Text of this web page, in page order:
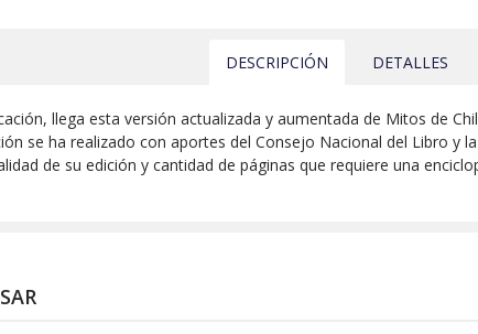
DESCRIPCIÓN DETALLES
llega esta versión actualizada y aumentada de Mitos de
se ha realizado con aportes del Consejo Nacional del Libro y
de su edición y cantidad de páginas que requiere una